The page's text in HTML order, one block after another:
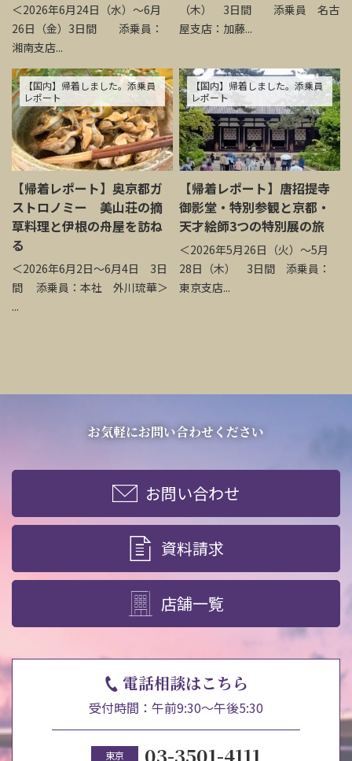
＜2026年6月24日（水）～6月
26日（金）3日間 添乗員：
湘南支店...
（木） 3日間 添乗員 名古
屋支店：加藤...
【国内】帰着しました。添乗員
レポート
【帰着レポート】奥京都ガ
ストロノミー 美山荘の摘
草料理と伊根の舟屋を訪ね
る
＜2026年6月2日～6月4日 3日
間 添乗員：本社 外川琉華＞
...
【国内】帰着しました。添乗員
レポート
【帰着レポート】唐招提寺
御影堂・特別参観と京都・
天才絵師3つの特別展の旅
＜2026年5月26日（火）～5月
28日（木） 3日間 添乗員：
東京支店...
お気軽にお問い合わせください
お問い合わせ
資料請求
店舗一覧
電話相談はこちら
受付時間：午前9:30～午後5:30
東京 03-3501-4111